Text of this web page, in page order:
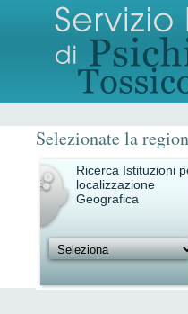
Selezionate la
Ricerca Istituzioni
localizzazione
Geografica